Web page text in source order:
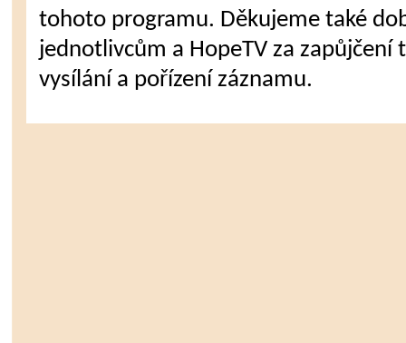
tohoto programu. Děkujeme také
jednotlivcům a HopeTV za zapůjčení
vysílání a pořízení záznamu.